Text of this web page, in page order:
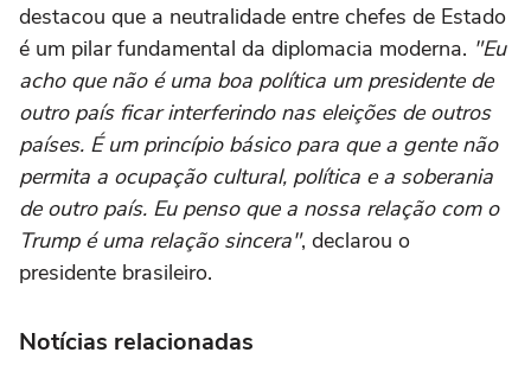
destacou que a neutralidade entre chefes de Estado
é um pilar fundamental da diplomacia moderna. "Eu
acho que não é uma boa política um presidente de
outro país ficar interferindo nas eleições de outros
países. É um princípio básico para que a gente não
permita a ocupação cultural, política e a soberania
de outro país. Eu penso que a nossa relação com o
Trump é uma relação sincera", declarou o
presidente brasileiro.
Notícias relacionadas